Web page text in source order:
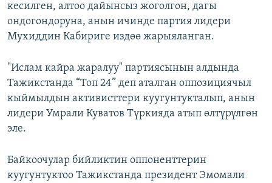
кесилген, алтоо дайынсыз жоголгон, дагы
ондогондоруна, анын ичинде партия лидери
Мухиддин Кабириге издөө жарыяланган.
"Ислам кайра жаралуу" партиясынын алдында
Тажикстанда “Топ 24” деп аталган оппозициячыл
кыймылдын активисттери куугунтукталып, анын
лидери Умрали Куватов Түркияда атып өлтүрүлгөн
эле.
Байкоочулар бийликтин оппоненттерин
куугунтуктоо Тажикстанда президент Эмомали